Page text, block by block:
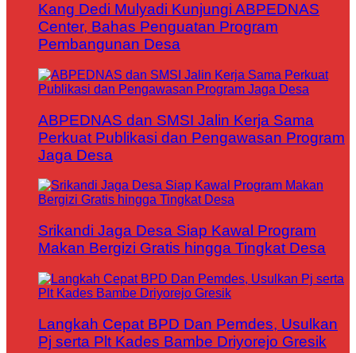
Kang Dedi Mulyadi Kunjungi ABPEDNAS
Center, Bahas Penguatan Program
Pembangunan Desa
ABPEDNAS dan SMSI Jalin Kerja Sama
Perkuat Publikasi dan Pengawasan Program
Jaga Desa
Srikandi Jaga Desa Siap Kawal Program
Makan Bergizi Gratis hingga Tingkat Desa
Langkah Cepat BPD Dan Pemdes, Usulkan
Pj serta Plt Kades Bambe Driyorejo Gresik